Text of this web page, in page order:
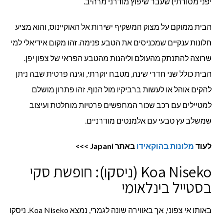
הבית ממוקם על מצוק המשקיף ישירות אל האוקיינוס, והוא מציע
חלונות ענקיים שמכניסים את הטבע פנימה. זהו מקום אידיאלי למי
שרוצה להתנתק מהעולם וליהנות מהטבע הפראי של צפון יפן.
הבית כולל שני חדרי שינה, מטבח יוקרתי, וגינה פרטית שבה ניתן
להקים אוהל או לעשות ברביקיו מול הנוף. זהו פתרון מושלם
למטיילים עם רכב שכור המחפשים פרטיות מוחלטת ועיצוב
שמשלב עץ טבעי עם אלמנטים מודרניים.
לעוד מלונות בהוקאידו באתרJapani
>>>
Koa Niseko (ניסקו): חופשת סקי
בסטייל בינלאומי
באותו אי צפוני, אך באווירה שונה לגמרי, נמצא Koa Niseko. ניסקו